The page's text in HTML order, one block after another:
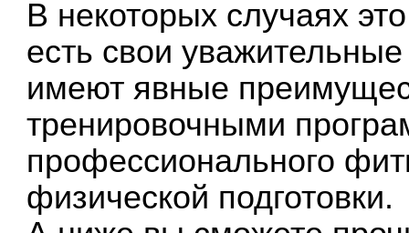
В некоторых случаях
есть свои
имеют явные
тренировочными
профессионального
физической подготовки.